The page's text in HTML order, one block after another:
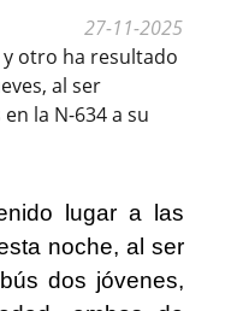
27-11-2025
otro ha resultado
al ser
la N-634 a su
lugar a las
noche, al ser
dos jóvenes,